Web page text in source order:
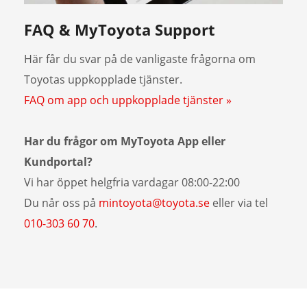
FAQ & MyToyota Support
Här får du svar på de vanligaste frågorna om
Toyotas uppkopplade tjänster.
FAQ om app och uppkopplade tjänster »
Har du frågor om MyToyota App eller
Kundportal?
Vi har öppet helgfria vardagar 08:00-22:00
Du når oss på mintoyota@toyota.se eller via tel
010-303 60 70.